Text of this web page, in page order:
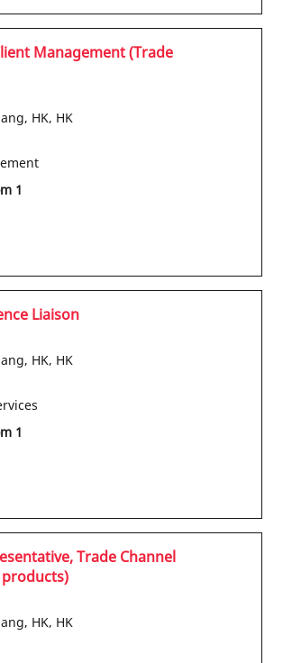
Management (Trade
HK, HK
1
Liaison
HK, HK
1
Trade Channel
HK, HK